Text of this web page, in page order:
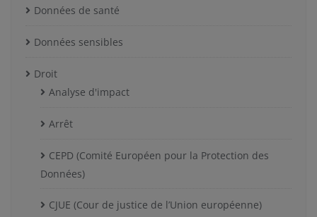
Données de santé
Données sensibles
Droit
Analyse d'impact
Arrêt
CEPD (Comité Européen pour la Protection des
Données)
CJUE (Cour de justice de l’Union européenne)